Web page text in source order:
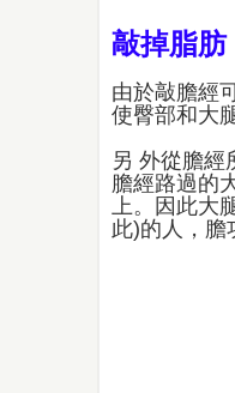
敲掉脂肪
由於敲膽經
使臀部和大
另 外從膽經
膽經路過的
上。因此大
此)的人，膽